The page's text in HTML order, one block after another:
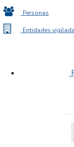
Personas
Entidades